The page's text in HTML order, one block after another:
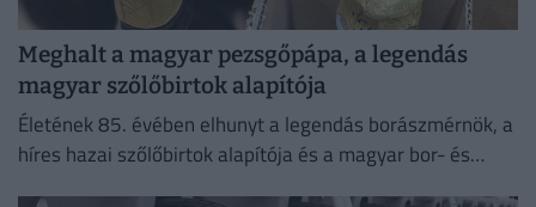
Meghalt a magyar pezsgőpápa, a legendás
magyar szőlőbirtok alapítója
Életének 85. évében elhunyt a legendás borászmérnök, a
híres hazai szőlőbirtok alapítója és a magyar bor- és